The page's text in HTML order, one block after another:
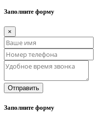
Заполните форму
×
Отправить
Заполните форму